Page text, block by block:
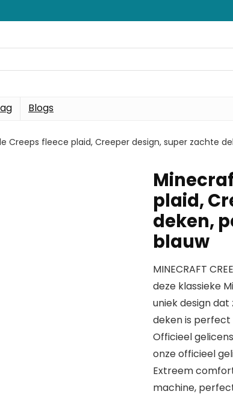
Blogs
Creeps fleece plaid, Creeper design, super zachte
plaid,
deken,
blauw
MINECRAFT
deze klassieke
uniek design
deken is
Officieel
onze officieel
Extreem
machine,